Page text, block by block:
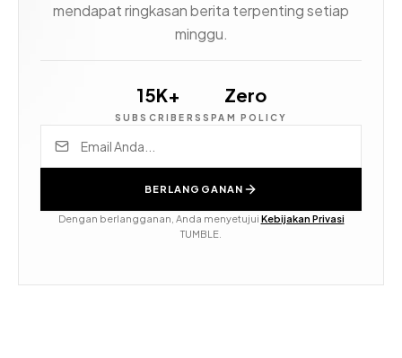
mendapat ringkasan berita terpenting setiap
minggu.
15K+
SUBSCRIBERS
Zero
SPAM POLICY
BERLANGGANAN
Dengan berlangganan, Anda menyetujui Kebijakan Privasi
TUMBLE.